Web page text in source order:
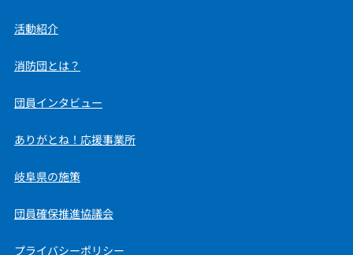
活動紹介
消防団とは？
団員インタビュー
ありがとね！応援事業所
岐阜県の施策
団員確保推進協議会
プライバシーポリシー